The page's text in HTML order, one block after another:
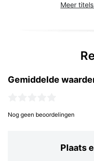
Meer
Gemiddelde
Nog geen beoordelingen
Plaats